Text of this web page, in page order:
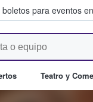
para eventos
fans
Teatro y